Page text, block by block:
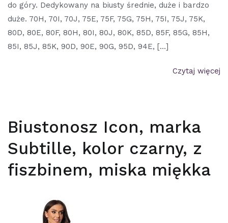
do góry. Dedykowany na biusty średnie, duże i bardzo
duże. 70H, 70I, 70J, 75E, 75F, 75G, 75H, 75I, 75J, 75K,
80D, 80E, 80F, 80H, 80I, 80J, 80K, 85D, 85F, 85G, 85H,
85I, 85J, 85K, 90D, 90E, 90G, 95D, 94E, […]
Czytaj więcej
Biustonosz Icon, marka
Subtille, kolor czarny, z
fiszbinem, miska miękka